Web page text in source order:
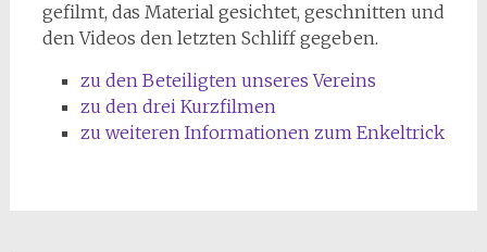
gefilmt, das Material gesichtet, geschnitten und
den Videos den letzten Schliff gegeben.
zu den Beteiligten unseres Vereins
zu den drei Kurzfilmen
zu weiteren Informationen zum Enkeltrick